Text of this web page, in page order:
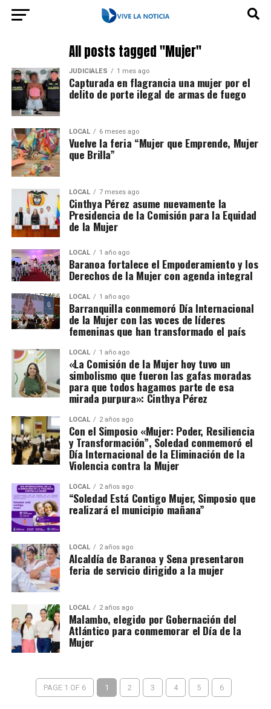
All posts tagged "Mujer"
JUDICIALES 1 mes ago
Capturada en flagrancia una mujer por el
delito de porte ilegal de armas de fuego
LOCAL 6 meses ago
Vuelve la feria “Mujer que Emprende, Mujer
que Brilla”
LOCAL 7 meses ago
Cinthya Pérez asume nuevamente la
Presidencia de la Comisión para la Equidad
de la Mujer
LOCAL 1 año ago
Baranoa fortalece el Empoderamiento y los
Derechos de la Mujer con agenda integral
LOCAL 1 año ago
Barranquilla conmemoró Día Internacional
de la Mujer con las voces de líderes
femeninas que han transformado el país
LOCAL 1 año ago
«La Comisión de la Mujer hoy tuvo un
simbolismo que fueron las gafas moradas
para que todos hagamos parte de esa
mirada purpura»: Cinthya Pérez
LOCAL 2 años ago
Con el Simposio «Mujer: Poder, Resiliencia
y Transformación”, Soledad conmemoró el
Día Internacional de la Eliminación de la
Violencia contra la Mujer
LOCAL 2 años ago
“Soledad Está Contigo Mujer, Simposio que
realizará el municipio mañana”
LOCAL 2 años ago
Alcaldía de Baranoa y Sena presentaron
feria de servicio dirigido a la mujer
LOCAL 2 años ago
Malambo, elegido por Gobernación del
Atlántico para conmemorar el Día de la
Mujer
PAGE 1 OF 6 1 2 3 4 5 6